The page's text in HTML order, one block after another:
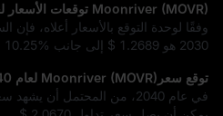
Moonriver (MOVR) توقعات الأسعار لعام 2030 (خلال 4 سنوات)
2030 هو
$ 1.2689 إلى جانب 10.25%
توقع سعرMoonriver (MOVR) لعام 2040 (خلال 14 سنة)
في عام 2040، من المحتمل أن يشهد سعر Moonriver نموًا